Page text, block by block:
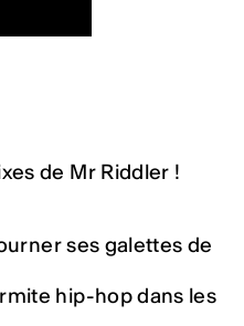
de Mr Riddler !
ses galettes de
hip-hop dans les